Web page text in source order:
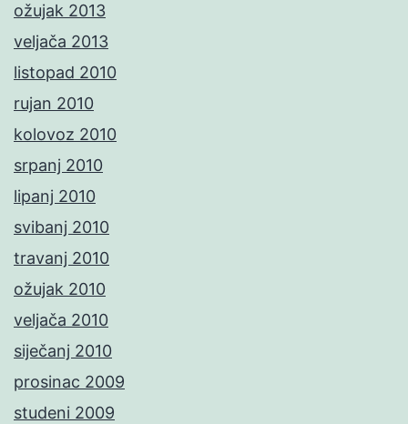
ožujak 2013
veljača 2013
listopad 2010
rujan 2010
kolovoz 2010
srpanj 2010
lipanj 2010
svibanj 2010
travanj 2010
ožujak 2010
veljača 2010
siječanj 2010
prosinac 2009
studeni 2009